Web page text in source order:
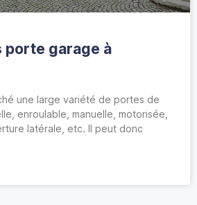
porte garage à
une large variété de portes de
enroulable, manuelle, motorisée,
latérale, etc. Il peut donc